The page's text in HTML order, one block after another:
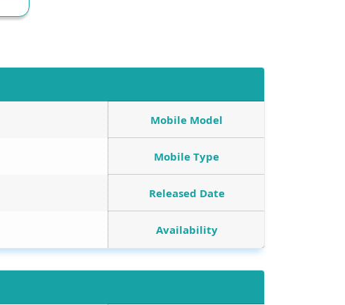
Mobile Model
Mobile Type
Released Date
Availability